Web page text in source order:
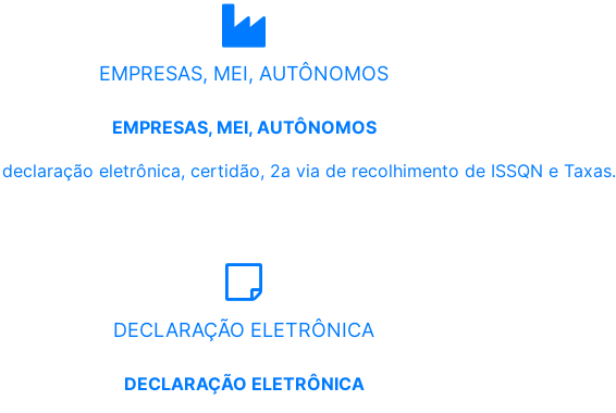
EMPRESAS, MEI, AUTÔNOMOS
EMPRESAS, MEI, AUTÔNOMOS
eletrônica, certidão, 2a via de recolhimento de ISSQN e Taxas.
DECLARAÇÃO ELETRÔNICA
DECLARAÇÃO ELETRÔNICA